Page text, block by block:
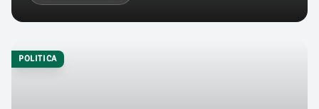
urmând ca instanța să se pronunțe definitiv asupra
solicitării de anulare a deciziilor Congresului, care
POLITICA